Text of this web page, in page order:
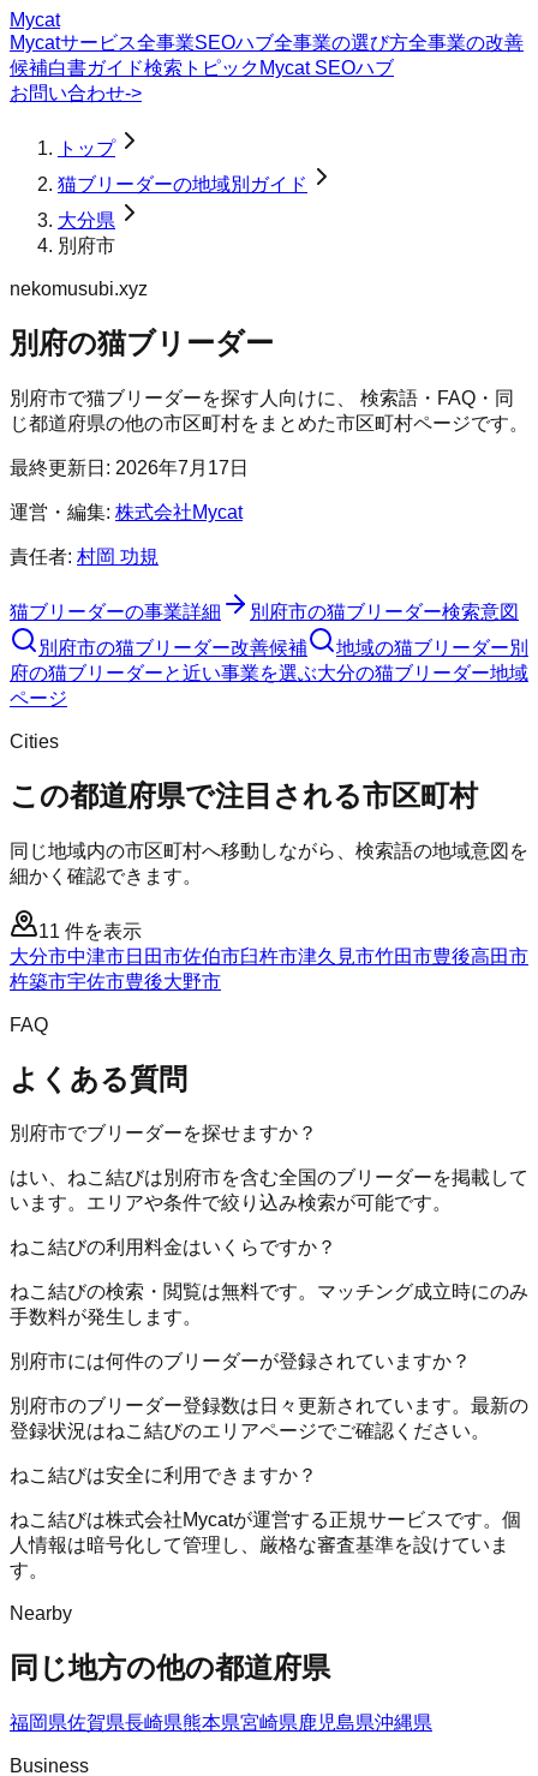
Mycat
Mycatサービス全事業SEOハブ全事業の選び方全事業の改善
候補白書ガイド検索トピック Mycat SEOハブ
お問い合わせ->
トップ
猫ブリーダーの地域別ガイド
大分県
別府市
nekomusubi.xyz
別府の猫ブリーダー
別府市で猫ブリーダーを探す人向けに、 検索語・FAQ・同
じ都道府県の他の市区町村をまとめた市区町村ページです。
最終更新日: 2026年7月17日
運営・編集: 株式会社Mycat
責任者: 村岡 功規
猫ブリーダーの事業詳細 別府市の猫ブリーダー検索意図
別府市の猫ブリーダー改善候補 地域の猫ブリーダー別
府の猫ブリーダーと近い事業を選ぶ大分の猫ブリーダー地域
ページ
Cities
この都道府県で注目される市区町村
同じ地域内の市区町村へ移動しながら、検索語の地域意図を
細かく確認できます。
11 件を表示
大分市中津市日田市佐伯市臼杵市津久見市竹田市豊後高田市
杵築市宇佐市豊後大野市
FAQ
よくある質問
別府市でブリーダーを探せますか？
はい、ねこ結びは別府市を含む全国のブリーダーを掲載して
います。エリアや条件で絞り込み検索が可能です。
ねこ結びの利用料金はいくらですか？
ねこ結びの検索・閲覧は無料です。マッチング成立時にのみ
手数料が発生します。
別府市には何件のブリーダーが登録されていますか？
別府市のブリーダー登録数は日々更新されています。最新の
登録状況はねこ結びのエリアページでご確認ください。
ねこ結びは安全に利用できますか？
ねこ結びは株式会社Mycatが運営する正規サービスです。個
人情報は暗号化して管理し、厳格な審査基準を設けていま
す。
Nearby
同じ地方の他の都道府県
福岡県佐賀県長崎県熊本県宮崎県鹿児島県沖縄県
Business